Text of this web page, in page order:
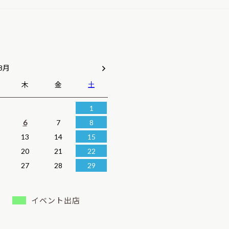
月
木 金 土
1
6 7
8
13 14
15
20 21
22
27 28
29
イベント出店